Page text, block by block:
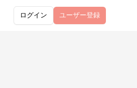
ログイン ユーザー登録